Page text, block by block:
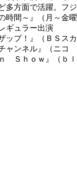
多方面で活躍。フジ
時間～』（月～金曜
ギュラー出演
ップ！』（ＢＳスカ
ャンネル』（ニコ
Ｓｈｏｗ』（ｂｌ